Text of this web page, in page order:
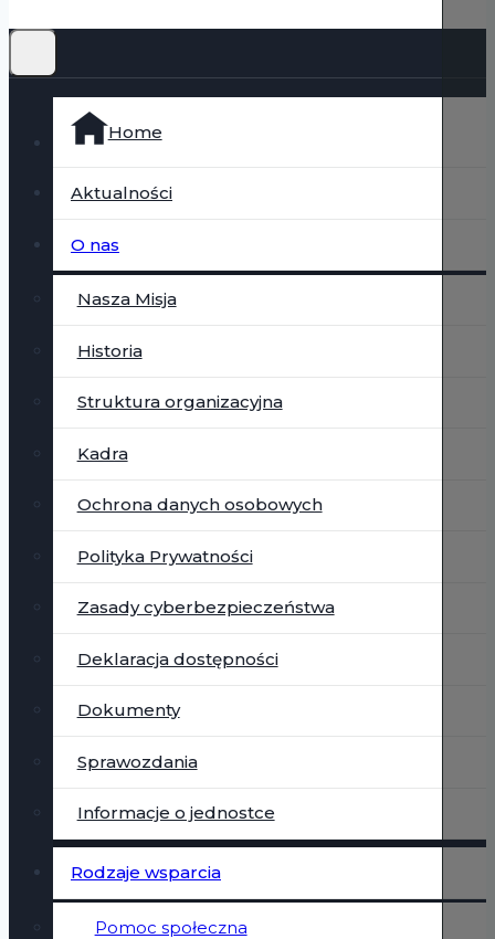
Home
Aktualności
O nas
Nasza Misja
Historia
Struktura organizacyjna
Kadra
Ochrona danych osobowych
Polityka Prywatności
Zasady cyberbezpieczeństwa
Deklaracja dostępności
Dokumenty
Sprawozdania
Informacje o jednostce
Rodzaje wsparcia
Pomoc społeczna